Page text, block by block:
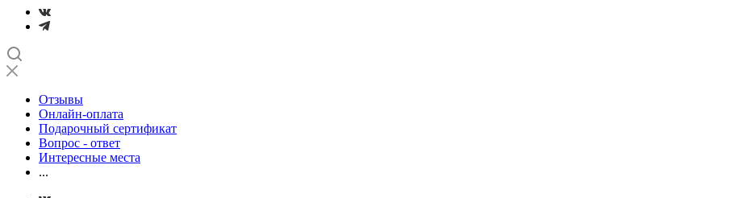
Отзывы
Онлайн-оплата
Подарочный сертификат
Вопрос - ответ
Интересные места
...